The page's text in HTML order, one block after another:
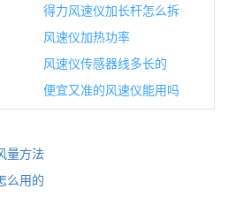
得力风速仪加长杆怎么拆
风速仪加热功率
风速仪传感器线多长的
便宜又准的风速仪能用吗
量方法
么用的